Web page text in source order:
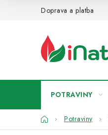
Doprava a platba
POTRAVINY
DomůPotraviny